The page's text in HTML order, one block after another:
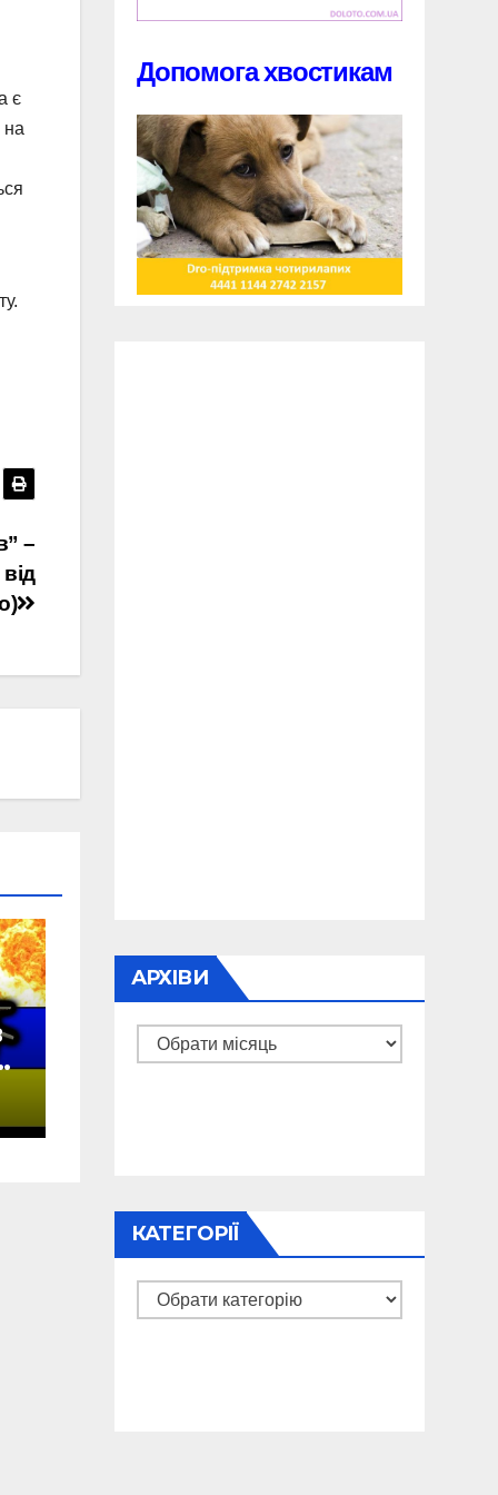
є
на
–
Допомога хвостикам
АРХІВИ
Архіви
КАТЕГОРІЇ
Категорії